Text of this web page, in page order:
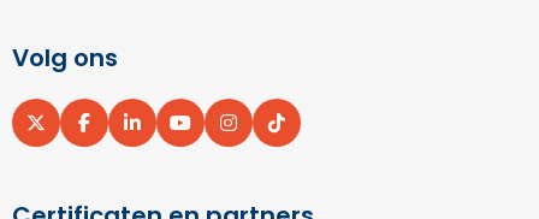
Volg ons
Ga
Ga
Ga
Ga
Ga
Ga